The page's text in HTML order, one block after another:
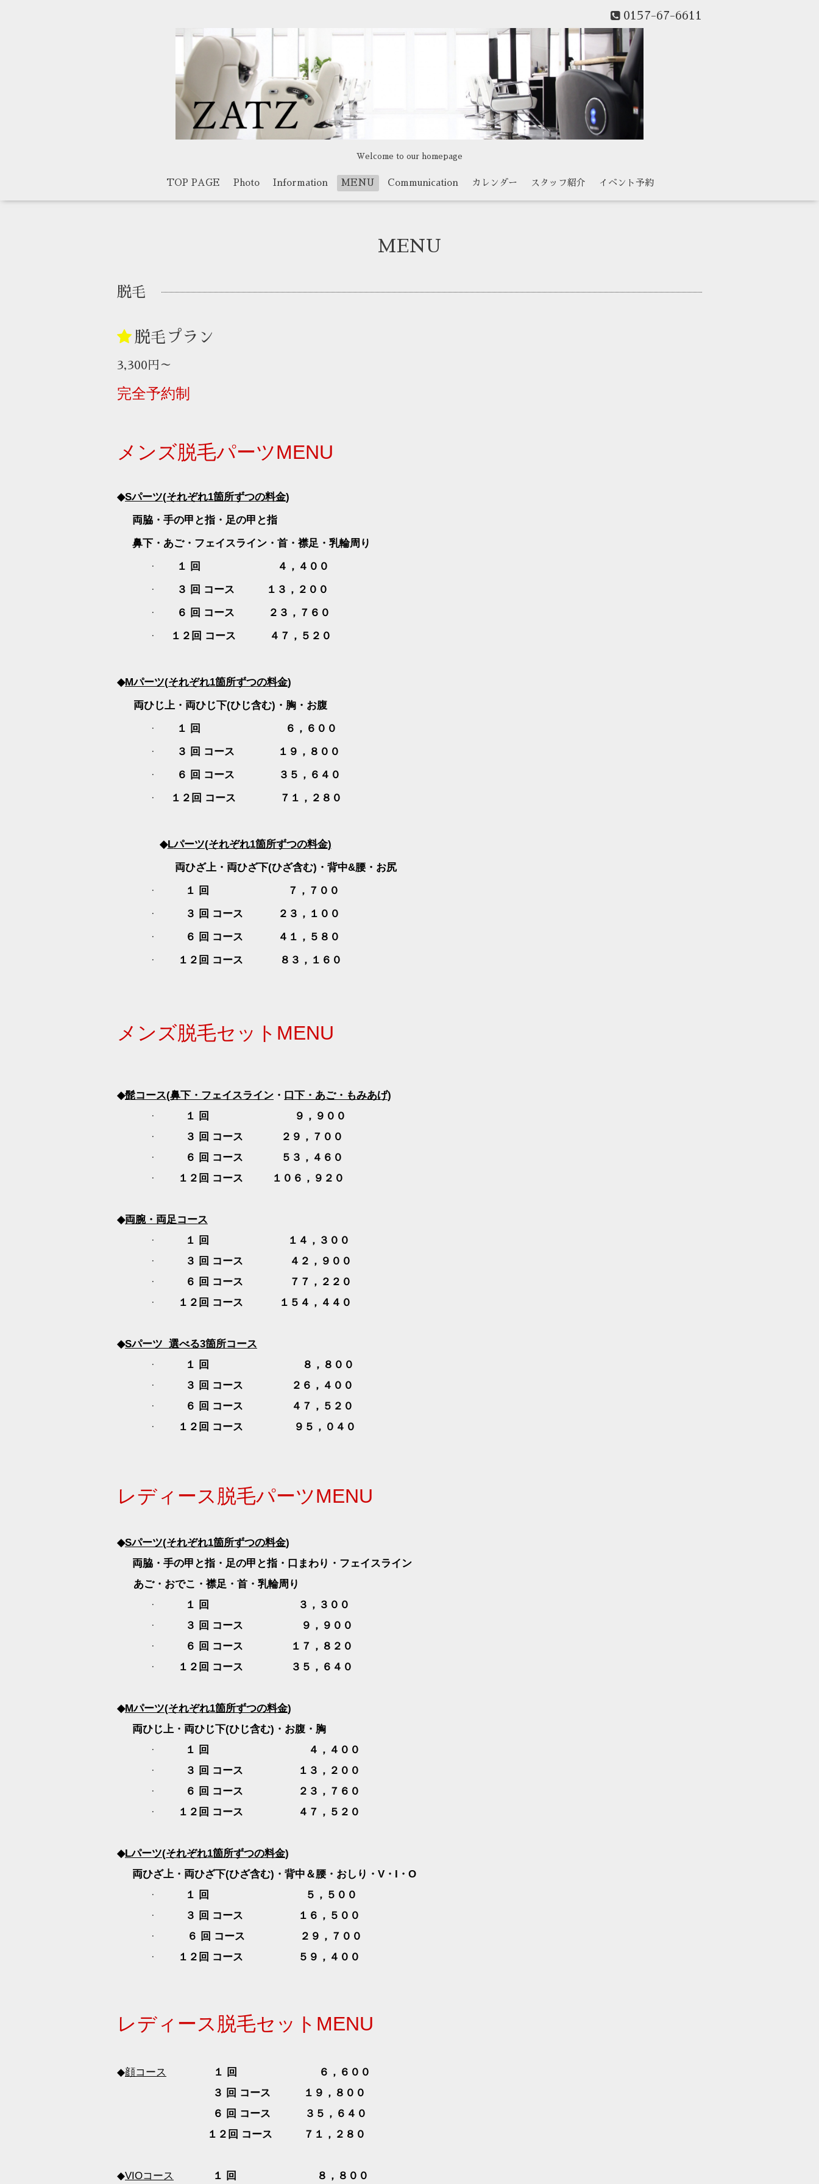
0157-67-6611
Welcome to our homepage
TOP PAGE Photo Information MENU Communication カレンダー スタッフ紹介 イベント予約
MENU
脱毛
脱毛プラン
3,300円～
完全予約制
メンズ脱毛パーツMENU
◆Sパーツ(それぞれ1箇所ずつの料金)
両脇・手の甲と指・足の甲と指
鼻下・あご・フェイスライン・首・襟足・乳輪周り
· １ 回 ４，４００
· ３ 回 コース １３，２００
· ６ 回 コース ２３，７６０
· １２回 コース ４７，５２０
◆Mパーツ(それぞれ1箇所ずつの料金)
両ひじ上・両ひじ下(ひじ含む) ・胸・お腹
· １ 回 ６，６００
· ３ 回 コース １９，８００
· ６ 回 コース ３５，６４０
· １２回 コース ７１，２８０
◆Lパーツ(それぞれ1箇所ずつの料金)
両ひざ上・両ひざ下(ひざ含む)・背中&腰・お尻
· １ 回 ７，７００
· ３ 回 コース ２３，１００
· ６ 回 コース ４１，５８０
· １２回 コース ８３，１６０
メンズ脱毛セット MENU
◆髭コース(鼻下・フェイスライン ・ 口下・あご・もみあげ)
· １ 回 ９，９００
· ３ 回 コース ２９，７００
· ６ 回 コース ５３，４６０
· １２回 コース １０６，９２０
◆両腕・両足コース
· １ 回 １４，３００
· ３ 回 コース ４２，９００
· ６ 回 コース ７７，２２０
· １２回 コース １５４，４４０
◆Sパーツ 選べる3箇所コース
· １ 回 ８，８００
· ３ 回 コース ２６，４００
· ６ 回 コース ４７，５２０
· １２回 コース ９５，０４０
レディース脱毛パーツMENU
◆Sパーツ(それぞれ1箇所ずつの料金)
両脇・手の甲と指・足の甲と指・口まわり・フェイスライン
あご・おでこ・襟足・首 ・乳輪周り
· １ 回 ３，３００
· ３ 回 コース ９，９００
· ６ 回 コース １７，８２０
· １２回 コース ３５，６４０
◆Mパーツ(それぞれ1箇所ずつの料金)
両ひじ上・両ひじ下(ひじ含む) ・お腹・胸
· １ 回 ４，４００
· ３ 回 コース １３，２００
· ６ 回 コース ２３，７６０
· １２回 コース ４７，５２０
◆Lパーツ(それぞれ1箇所ずつの料金)
両ひざ上・両ひざ下(ひざ含む) ・背中＆腰・おしり・ V ・ I ・ O
· １ 回 ５，５００
· ３ 回 コース １６，５００
· ６ 回 コース ２９，７００
· １２回 コース ５９，４００
レディース脱毛セット MENU
◆顔コース １ 回
６，６００
３ 回 コース １９，８００
６ 回 コース ３５，６４０
１２回 コース ７１，２８０
◆VIOコース １ 回 ８，８００